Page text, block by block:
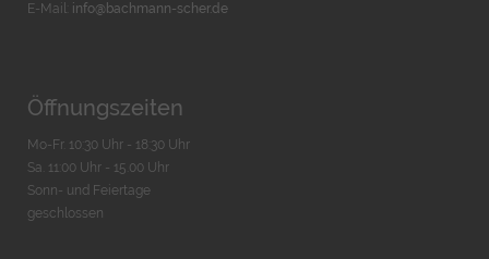
E-Mail: info@bachmann-scher.de
Öffnungszeiten
Mo-Fr. 10:30 Uhr - 18:30 Uhr
Sa. 11:00 Uhr - 15.00 Uhr
Sonn- und Feiertage
geschlossen